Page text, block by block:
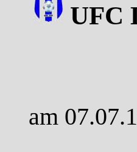
UFC
am